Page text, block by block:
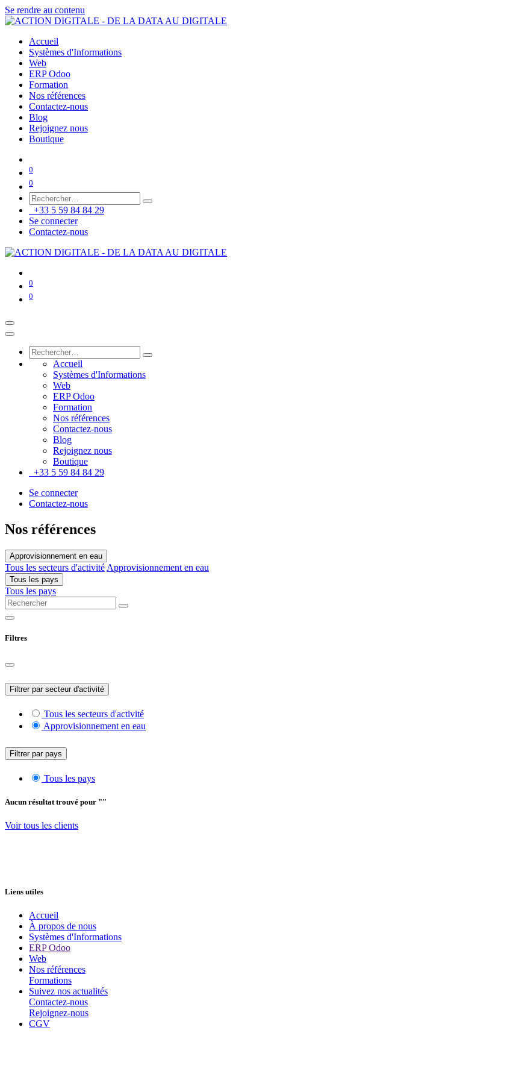
Se rendre au contenu
Accueil
Systèmes d'Informations
Web
ERP Odoo
Formation
Nos références
Contactez-nous
Blog
Rejoignez nous
Boutique
0
0
+33 5 59 84 84 29
Se connecter
Contactez-nous
0
0
Accueil
Systèmes d'Informations
Web
ERP Odoo
Formation
Nos références
Contactez-nous
Blog
Rejoignez nous
Boutique
+33 5 59 84 84 29
Se connecter
Contactez-nous
Nos références
Approvisionnement en eau
Tous les secteurs d'activité Approvisionnement en eau
Tous les pays
Tous les pays
Filtres
Filtrer par secteur d'activité
Tous les secteurs d'activité
Approvisionnement en eau
Filtrer par pays
Tous les pays
Aucun résultat trouvé pour ""
Voir tous les clients
Liens utiles
Accueil
À propos de nous
Systèmes d'Informations
ERP Odoo
Web
Nos références
Formations
Suivez nos actualités
Contactez-nous
Rejoignez-nous
CGV